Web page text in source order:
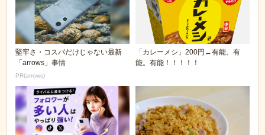
堅牢さ・コスパだけじゃない最新
「arrows」事情
PR(arrows)
「カレーメシ」200円←有能。有
能。有能！！！！！